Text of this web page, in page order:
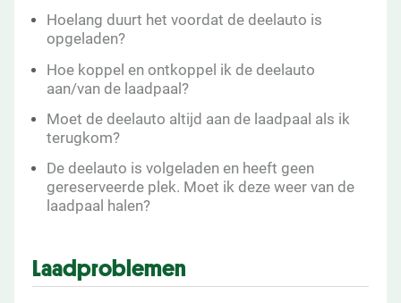
Hoelang duurt het voordat de deelauto is
opgeladen?
Hoe koppel en ontkoppel ik de deelauto
aan/van de laadpaal?
Moet de deelauto altijd aan de laadpaal als ik
terugkom?
De deelauto is volgeladen en heeft geen
gereserveerde plek. Moet ik deze weer van de
laadpaal halen?
Laadproblemen